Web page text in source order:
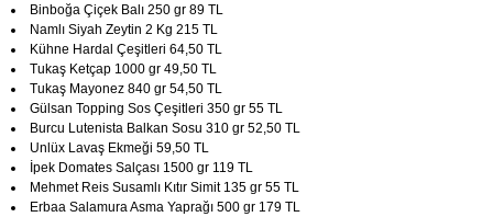
Binboğa Çiçek Balı 250 gr 89 TL
Namlı Siyah Zeytin 2 Kg 215 TL
Kühne Hardal Çeşitleri 64,50 TL
Tukaş Ketçap 1000 gr 49,50 TL
Tukaş Mayonez 840 gr 54,50 TL
Gülsan Topping Sos Çeşitleri 350 gr 55 TL
Burcu Lutenista Balkan Sosu 310 gr 52,50 TL
Unlüx Lavaş Ekmeği 59,50 TL
İpek Domates Salçası 1500 gr 119 TL
Mehmet Reis Susamlı Kıtır Simit 135 gr 55 TL
Erbaa Salamura Asma Yaprağı 500 gr 179 TL